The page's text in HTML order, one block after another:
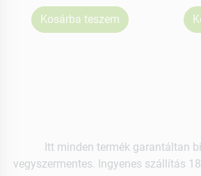
Kosárba teszem
Itt minden termék garantáltan
vegyszermentes. Ingyenes szállítás